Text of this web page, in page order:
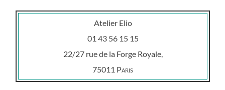
Atelier Elio
01 43 56 15 15
22/27 rue de la Forge Royale,
75011 Paris